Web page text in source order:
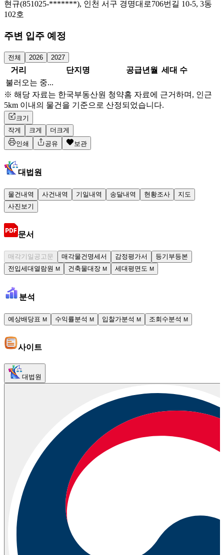
현규(851025-*******), 인천 서구 경명대로706번길 10-5, 3동
102호
주변 입주 예정
전체 2026 2027
거리 단지명 공급년월 세대 수
불러오는 중...
※ 해당 자료는 한국부동산원 청약홈 자료에 근거하며, 인근
5km 이내의 물건을 기준으로 산정되었습니다.
크기
작게
크게
더크게
인쇄
공유 보관
대법원
물건내역 사건내역 기일내역 송달내역 현황조사
지도
사진보기
문서
매각기일공고문 매각물건명세서 감정평가서
등기부등본
전입세대열람원 M 건축물대장 M 세대평면도 M
분석
예상배당표 M 수익률분석 M 입찰가분석 M 조회수분석 M
사이트
대법원